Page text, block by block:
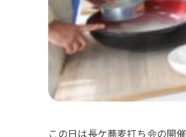
この日は長ケ蕎麦打ち会の開